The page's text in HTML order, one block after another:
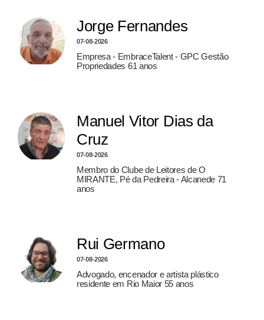
Jorge Fernandes
07-08-2026
Empresa - EmbraceTalent - GPC Gestão
Propriedades 61 anos
Manuel Vitor Dias da
Cruz
07-08-2026
Membro do Clube de Leitores de O
MIRANTE, Pé da Pedreira - Alcanede 71
anos
Rui Germano
07-08-2026
Advogado, encenador e artista plástico
residente em Rio Maior 55 anos